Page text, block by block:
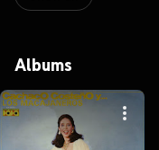
Albums